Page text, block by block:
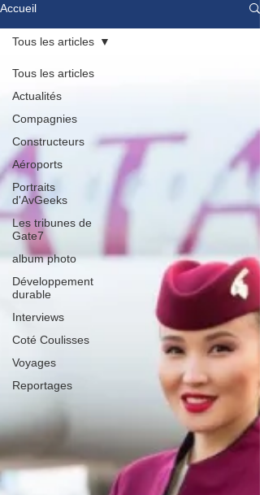
Accueil
Tous les articles
Actualités
Compagnies
Constructeurs
Aéroports
Portraits
d'AvGeeks
Les tribunes de
Gate7
album photo
Développement
durable
Interviews
Coté Coulisses
Voyages
Reportages
Tous les articles